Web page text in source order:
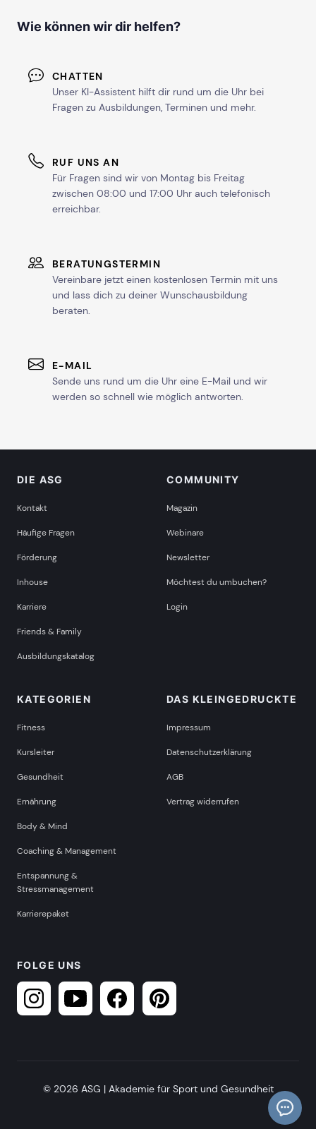
Wie können wir dir helfen?
CHATTEN
Unser KI-Assistent hilft dir rund um die Uhr bei
Fragen zu Ausbildungen, Terminen und mehr.
RUF UNS AN
Für Fragen sind wir von Montag bis Freitag
zwischen 08:00 und 17:00 Uhr auch telefonisch
erreichbar.
BERATUNGSTERMIN
Vereinbare jetzt einen kostenlosen Termin mit uns
und lass dich zu deiner Wunschausbildung
beraten.
E-MAIL
Sende uns rund um die Uhr eine E-Mail und wir
werden so schnell wie möglich antworten.
DIE ASG
Kontakt
Häufige Fragen
Förderung
Inhouse
Karriere
Friends & Family
Ausbildungskatalog
COMMUNITY
Magazin
Webinare
Newsletter
Möchtest du umbuchen?
Login
KATEGORIEN
Fitness
Kursleiter
Gesundheit
Ernährung
Body & Mind
Coaching & Management
Entspannung &
Stressmanagement
Karrierepaket
DAS KLEINGEDRUCKTE
Impressum
Datenschutzerklärung
AGB
Vertrag widerrufen
FOLGE UNS
© 2026 ASG | Akademie für Sport und Gesundheit